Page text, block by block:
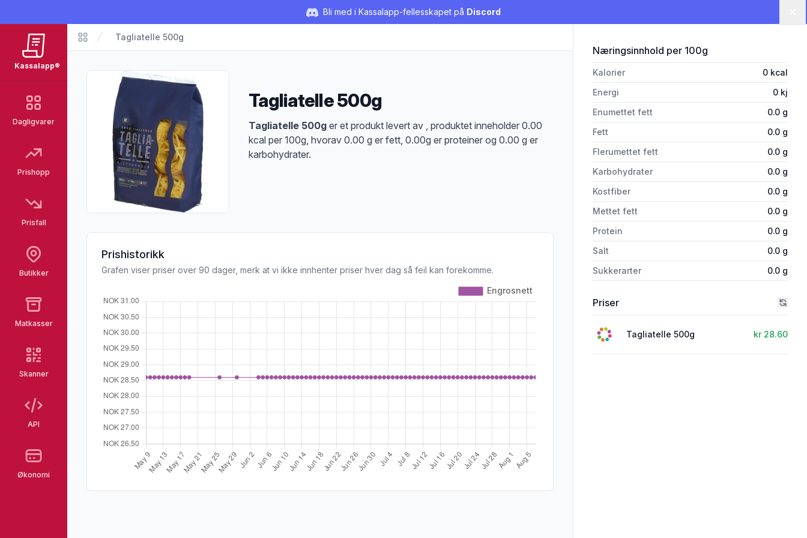
Bli med i Kassalapp-fellesskapet på Discord
Kassalapp®
Dagligvarer
Prishopp
Prisfall
Butikker
Matkasser
Skanner
API
Økonomi
Matvarer
Tagliatelle 500g
Tagliatelle 500g
Produktbeskrivelse
Tagliatelle 500g er et produkt levert av , produktet inneholder 0.00
kcal per 100g, hvorav 0.00 g er fett, 0.00g er proteiner og 0.00 g er
karbohydrater.
Prishistorikk
Grafen viser priser over 90 dager, merk at vi ikke innhenter priser hver dag så feil kan forekomme.
Næringsinnhold for 'Tagliatelle 500g'
per 100g
Kalorier 0 kcal
Energi
0 kj
Enumettet fett
0.0 g
Fett
0.0 g
Flerumettet fett
0.0 g
Karbohydrater
0.0 g
Kostfiber
0.0 g
Mettet fett
0.0 g
Protein
0.0 g
Salt
0.0 g
Sukkerarter
0.0 g
Priser
Tagliatelle 500g kr 28.60